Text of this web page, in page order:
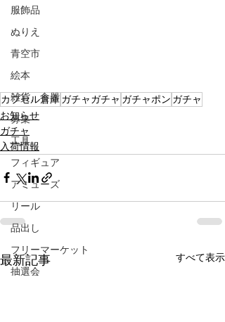
服飾品
ぬりえ
青空市
絵本
雑貨、食器
募集
工具
フィギュア
アミューズ
リール
品出し
フリーマーケット
抽選会
カプセル倉庫ガチャガチャ ガチャポン ガチャ
お知らせ
ガチャ
入荷情報
最新記事 すべて表示